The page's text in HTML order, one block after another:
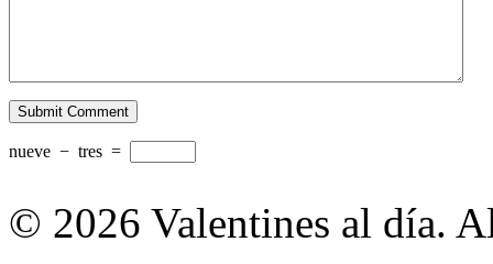
nueve − tres =
© 2026 Valentines al día.